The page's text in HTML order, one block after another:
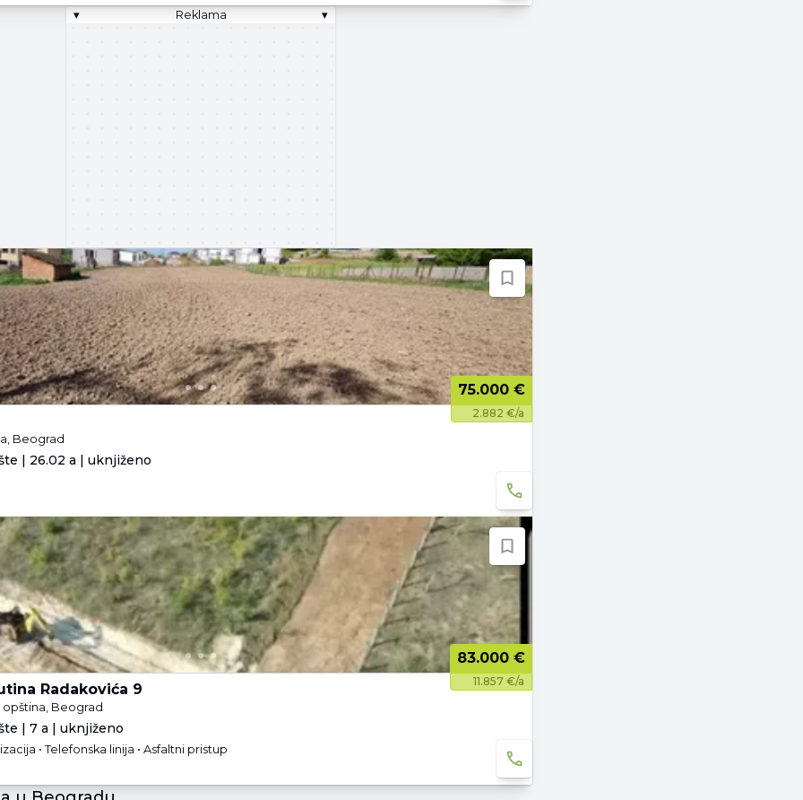
▾
Reklama ▾
75.000 €
2.882 €/a
Beograd
| 26.02 a | uknjiženo
83.000 €
11.857 €/a
Radakovića 9
Beograd
| 7 a | uknjiženo
• Telefonska linija • Asfaltni pristup